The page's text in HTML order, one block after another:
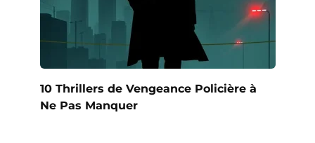
10 Thrillers de Vengeance Policière à
Ne Pas Manquer